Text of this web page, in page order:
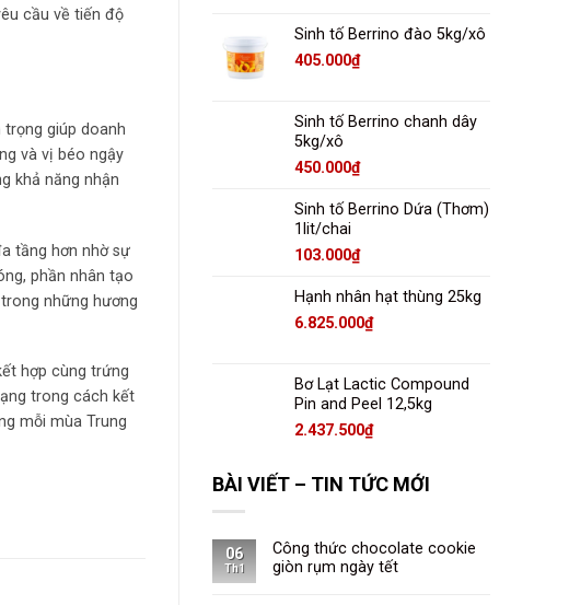
cầu về tiến độ
giúp doanh
và vị béo ngậy
khả năng nhận
tầng hơn nhờ sự
phần nhân tạo
những hương
hợp cùng trứng
trong cách kết
mỗi mùa Trung
Sinh tố Berrino đào 5kg/xô
405.000₫
Sinh tố Berrino chanh dây
5kg/xô
450.000₫
Sinh tố Berrino Dứa (Thơm)
1lit/chai
103.000₫
Hạnh nhân hạt thùng 25kg
6.825.000₫
Bơ Lạt Lactic Compound
Pin and Peel 12,5kg
2.437.500₫
BÀI VIẾT – TIN TỨC MỚI
06
Th1
Công thức chocolate cookie
giòn rụm ngày tết